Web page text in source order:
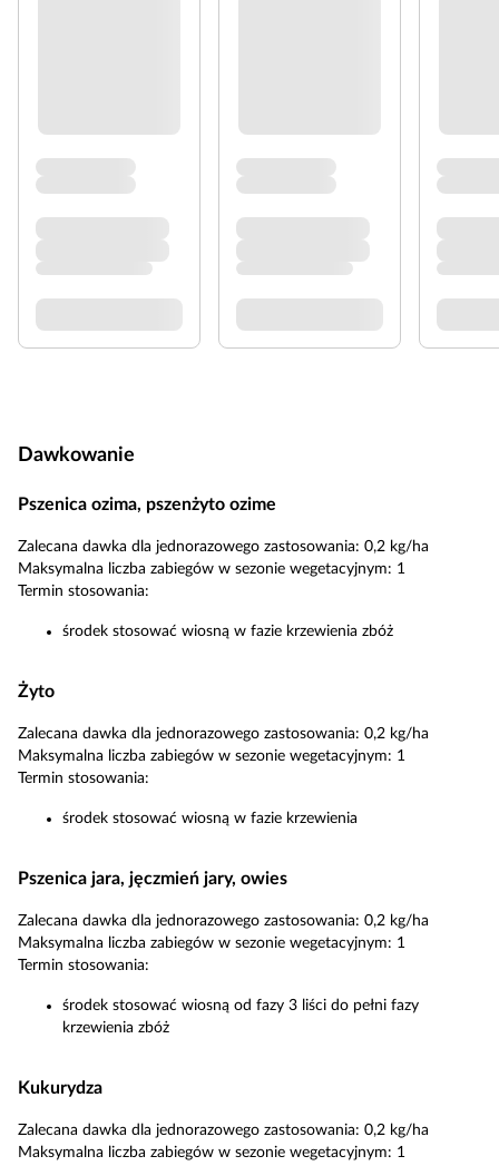
Dawkowanie
Pszenica ozima, pszenżyto ozime
Zalecana dawka dla jednorazowego zastosowania: 0,2 kg/ha
Maksymalna liczba zabiegów w sezonie wegetacyjnym: 1
Termin stosowania:
środek stosować wiosną w fazie krzewienia zbóż
Żyto
Zalecana dawka dla jednorazowego zastosowania: 0,2 kg/ha
Maksymalna liczba zabiegów w sezonie wegetacyjnym: 1
Termin stosowania:
środek stosować wiosną w fazie krzewienia
Pszenica jara, jęczmień jary, owies
Zalecana dawka dla jednorazowego zastosowania: 0,2 kg/ha
Maksymalna liczba zabiegów w sezonie wegetacyjnym: 1
Termin stosowania:
środek stosować wiosną od fazy 3 liści do pełni fazy
krzewienia zbóż
Kukurydza
Zalecana dawka dla jednorazowego zastosowania: 0,2 kg/ha
Maksymalna liczba zabiegów w sezonie wegetacyjnym: 1